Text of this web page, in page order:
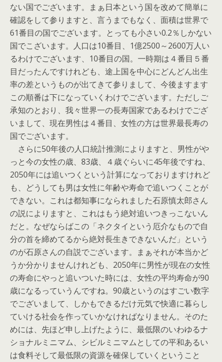
ない国でございます。まぁ日本という国を改めて簡単に
確認をして参りますと、言うまでもなく、面積は世界で
61番目の国でございます。とっても小さい0.2％しかない
国でこざいます。人口は10番目、1億2500～2600万人い
るわけでございます、10番目の国。一時期は４番目５番
目だったんですけれども、途上国を中心にどんどん出生
率の差というものが出てきて参りまして、今後ますます
この順番は下になっていくわけでございます。ただしご
承知のとおり、我々世界一の長寿国家であるわけでござ
いまして、現在男性は４番目、女性の方は世界最長寿の
国でございます。
さらに50年後の人口統計推測によりますと、男性がや
っと今の女性の歳、83歳、４歳ぐらいに45年後ですね、
2050年には追いつくという計算になっておりますけれど
も、どうしても男は女性に年齢や寿命で追いつくことが
できない。これは都知事になられました石原慎太郎さん
の説によりますと、これはもう絶対追いつきっこないん
だと。なぜならばこの「ネクタイという厄介なもので自
分の首を締めてるから絶対長生きできないんだ」という
のが石原さんの自説でございます。まぁそれが本当かど
うか分かりませんけれども、2050年に男性が現在の女性
の寿命にやっと追いついた時には、女性の平均寿命が90
歳になるっていうんですね。90歳というのはすごい数字
でございまして、しかもできるだけ元気で快適に暮らし
ていける社会を作っていかなければなりません。そのた
めには、先ほど申し上げたように、最低限のいわゆるナ
ショナルミニマム、シビルミニマムとしての平和あるい
は食料そして最低限の資源を確保していくということ